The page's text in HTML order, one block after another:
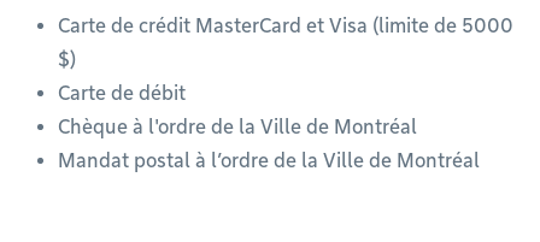
Carte de crédit MasterCard et Visa (limite de 5000
$)
Carte de débit
Chèque à l'ordre de la Ville de Montréal
Mandat postal à l’ordre de la Ville de Montréal